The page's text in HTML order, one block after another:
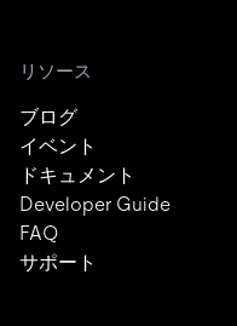
リソース
ブログ
イベント
ドキュメント
Developer Guide
FAQ
サポート